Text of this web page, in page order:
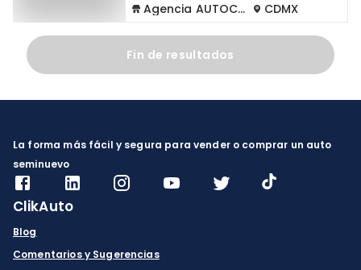
Agencia AUTOCOM
CDMX
Fin de resultados
La forma más fácil y segura para vender o comprar un auto
seminuevo
ClikAuto
Blog
Comentarios y Sugerencias